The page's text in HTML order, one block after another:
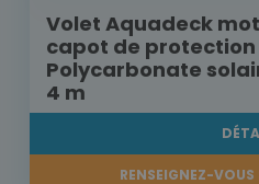
Volet Aquadeck
capot de protection
Polycarbonate
4 m
RENSEIGNEZ-VOUS